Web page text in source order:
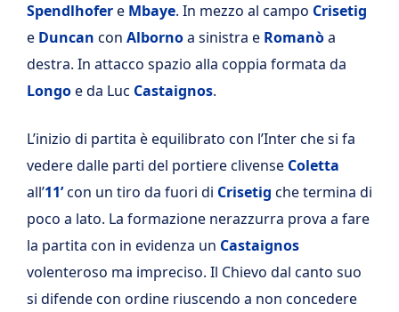
Spendlhofere Mbaye. In mezzo al campo Crisetig
e Duncan con Albornoa sinistra e Romanòa
destra. In attacco spazio alla coppia formata da
Longoe da Luc Castaignos.
L’inizio di partita è equilibrato con l’Inter che si fa
vedere dalle parti del portiere clivense Coletta
all’11’con un tiro da fuori di Crisetig che termina di
poco a lato. La formazione nerazzurra prova a fare
la partita con in evidenza un Castaignos
volenteroso ma impreciso. Il Chievo dal canto suo
si difende con ordine riuscendo a non concedere